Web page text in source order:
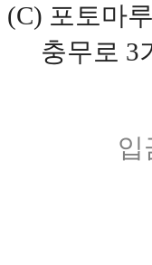
(C) 포토마
충무로 3
입